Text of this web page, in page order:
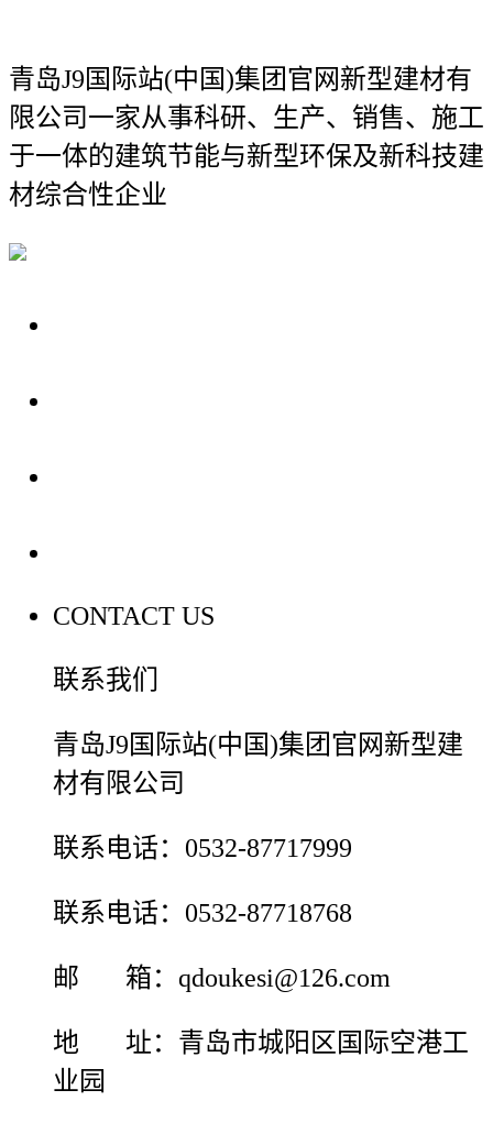
青岛J9国际站(中国)集团官网新型建材有
限公司一家从事科研、生产、销售、施工
于一体的建筑节能与新型环保及新科技建
材综合性企业
CONTACT US
联系我们
青岛J9国际站(中国)集团官网新型建
材有限公司
联系电话：0532-87717999
联系电话：0532-87718768
邮 箱：qdoukesi@126.com
地 址：青岛市城阳区国际空港工
业园